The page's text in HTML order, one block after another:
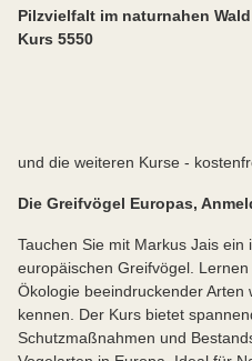
Pilzvielfalt im naturnahen
Kurs 5550
und die weiteren Kurse -
Die Greifvögel Europas,
Tauchen Sie mit Markus Jais
europäischen Greifvögel.
Ökologie beeindruckender Arten
kennen. Der Kurs bietet
Schutzmaßnahmen und